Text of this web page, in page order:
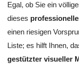
Egal, ob Sie ein
dieses
einen riesigen
Liste; es hilft Ihnen,
gestützter visueller